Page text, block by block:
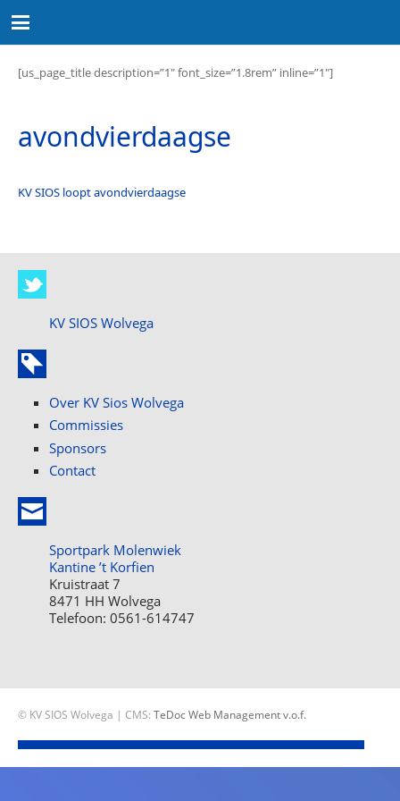
[us_page_title description=”1″ font_size=”1.8rem” inline=”1″]
avondvierdaagse
KV SIOS loopt avondvierdaagse
KV SIOS Wolvega
Over KV Sios Wolvega
Commissies
Sponsors
Contact
Sportpark Molenwiek
Kantine ’t Korfien
Kruistraat 7
8471 HH Wolvega
Telefoon: 0561-614747
© KV SIOS Wolvega | CMS: TeDoc Web Management v.o.f.